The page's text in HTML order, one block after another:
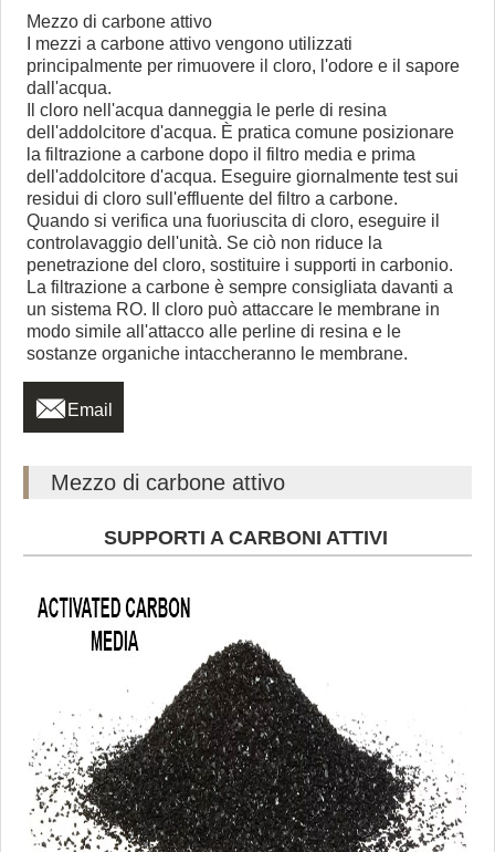
Mezzo di carbone attivo
I mezzi a carbone attivo vengono utilizzati
principalmente per rimuovere il cloro, l'odore e il sapore
dall'acqua.
Il cloro nell'acqua danneggia le perle di resina
dell'addolcitore d'acqua. È pratica comune posizionare
la filtrazione a carbone dopo il filtro media e prima
dell'addolcitore d'acqua. Eseguire giornalmente test sui
residui di cloro sull'effluente del filtro a carbone.
Quando si verifica una fuoriuscita di cloro, eseguire il
controlavaggio dell'unità. Se ciò non riduce la
penetrazione del cloro, sostituire i supporti in carbonio.
La filtrazione a carbone è sempre consigliata davanti a
un sistema RO. Il cloro può attaccare le membrane in
modo simile all'attacco alle perline di resina e le
sostanze organiche intaccheranno le membrane.
 Email
Mezzo di carbone attivo
SUPPORTI A CARBONI ATTIVI